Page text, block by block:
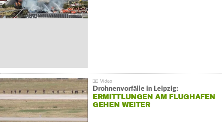
Drohnenvorfälle in Leipzig:
ERMITTLUNGEN AM FLUGHAFEN
GEHEN WEITER